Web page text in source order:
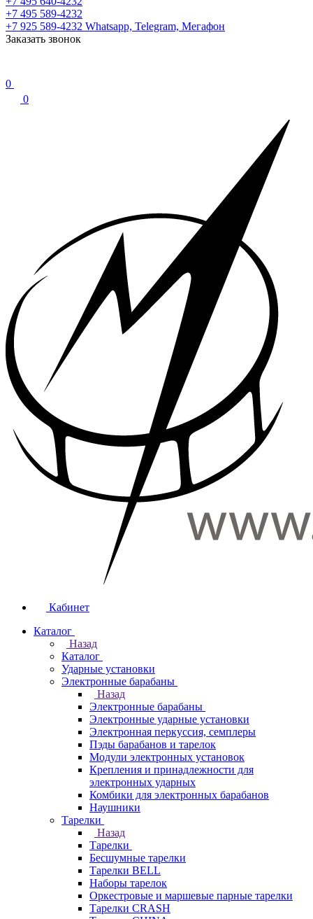
+7 495 589-4232
+7 925 589-4232 Whatsapp, Telegram, Мегафон
Заказать звонок
0
0
Кабинет
Каталог
Назад
Каталог
Ударные установки
Электронные барабаны
Назад
Электронные барабаны
Электронные ударные установки
Электронная перкуссия, семплеры
Пэды барабанов и тарелок
Модули электронных установок
Крепления и принадлежности для
электронных ударных
Комбики для электронных барабанов
Наушники
Тарелки
Назад
Тарелки
Бесшумные тарелки
Тарелки BELL
Наборы тарелок
Оркестровые и маршевые парные тарелки
Тарелки CRASH